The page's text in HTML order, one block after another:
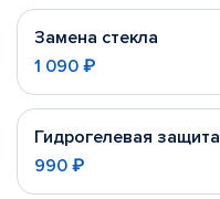
Замена стекла
1 090 ₽
Гидрогелевая защита
990 ₽